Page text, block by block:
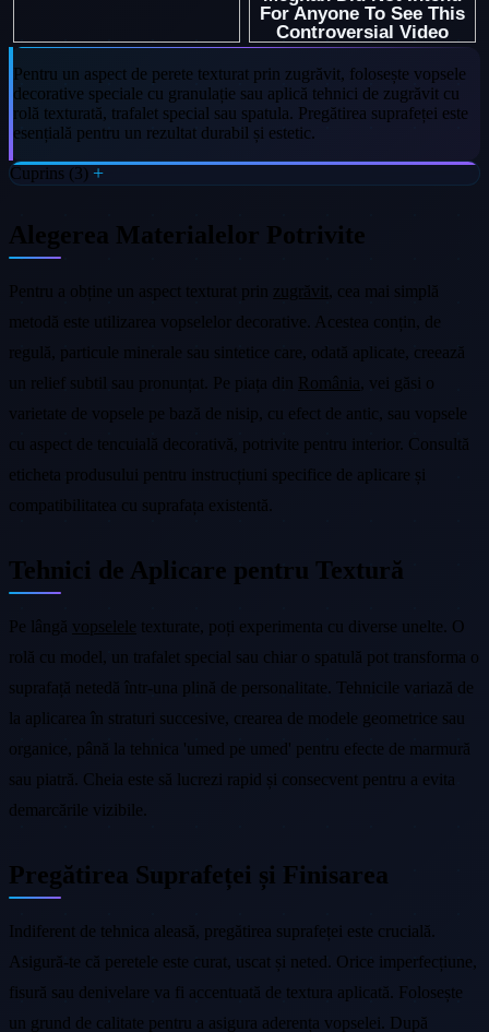
Pentru un aspect de perete texturat prin zugrăvit, folosește vopsele
decorative speciale cu granulație sau aplică tehnici de zugrăvit cu
rolă texturată, trafalet special sau spatula. Pregătirea suprafeței este
esențială pentru un rezultat durabil și estetic.
Cuprins (3)
Alegerea Materialelor Potrivite
Pentru a obține un aspect texturat prin zugrăvit, cea mai simplă
metodă este utilizarea vopselelor decorative. Acestea conțin, de
regulă, particule minerale sau sintetice care, odată aplicate, creează
un relief subtil sau pronunțat. Pe piața din România, vei găsi o
varietate de vopsele pe bază de nisip, cu efect de antic, sau vopsele
cu aspect de tencuială decorativă, potrivite pentru interior. Consultă
eticheta produsului pentru instrucțiuni specifice de aplicare și
compatibilitatea cu suprafața existentă.
Tehnici de Aplicare pentru Textură
Pe lângă vopselele texturate, poți experimenta cu diverse unelte. O
rolă cu model, un trafalet special sau chiar o spatulă pot transforma o
suprafață netedă într-una plină de personalitate. Tehnicile variază de
la aplicarea în straturi succesive, crearea de modele geometrice sau
organice, până la tehnica 'umed pe umed' pentru efecte de marmură
sau piatră. Cheia este să lucrezi rapid și consecvent pentru a evita
demarcările vizibile.
Pregătirea Suprafeței și Finisarea
Indiferent de tehnica aleasă, pregătirea suprafeței este crucială.
Asigură-te că peretele este curat, uscat și neted. Orice imperfecțiune,
fisură sau denivelare va fi accentuată de textura aplicată. Folosește
un grund de calitate pentru a asigura aderența vopselei. După